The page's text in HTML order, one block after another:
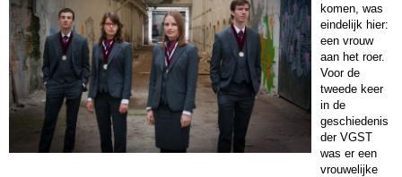
komen, was
eindelijk hier:
een vrouw
aan het roer.
Voor de
tweede keer
in de
geschiedenis
der VGST
was er een
vrouwelijke